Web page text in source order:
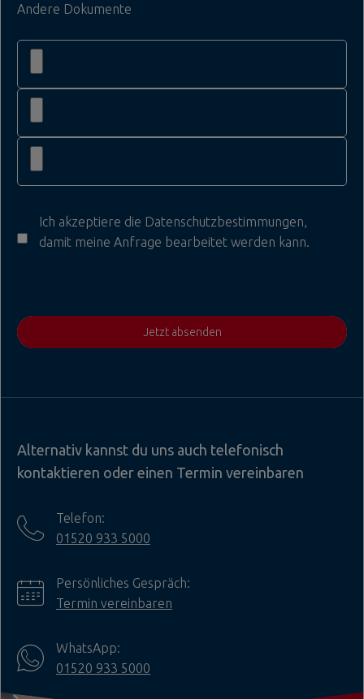
Andere Dokumente
Ich akzeptiere die Datenschutzbestimmungen,
damit meine Anfrage bearbeitet werden kann.
Jetzt absenden
Alternativ kannst du uns auch telefonisch
kontaktieren oder einen Termin vereinbaren
Telefon:
01520 933 5000
Persönliches Gespräch:
Termin vereinbaren
WhatsApp:
01520 933 5000